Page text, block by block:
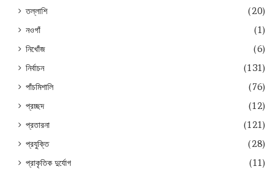
তল্লাশি
(20)
নওগাঁ
(1)
নিখোঁজ
(6)
নির্বাচন
(131)
পাঁচমিশালি
(76)
প্রচ্ছদ
(12)
প্রতারনা
(121)
প্রযুক্তি
(28)
প্রাকৃতিক দুর্যোগ
(11)